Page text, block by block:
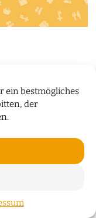
ein bestmögliches
der